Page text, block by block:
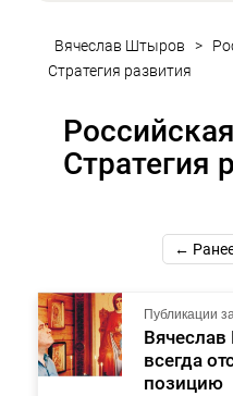
Вячеслав Штыров >
Стратегия развития
Стратегия
←
Публикации
всегда
позицию